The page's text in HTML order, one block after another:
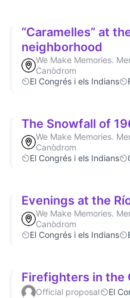
“Caramelles” at
neighborhood
We Make Memories.
Canòdrom
El Congrés i els Indians
The Snowfall of
We Make Memories.
Canòdrom
El Congrés i els Indians
Evenings at the
We Make Memories.
Canòdrom
El Congrés i els Indians
Firefighters in the
Official proposal
El